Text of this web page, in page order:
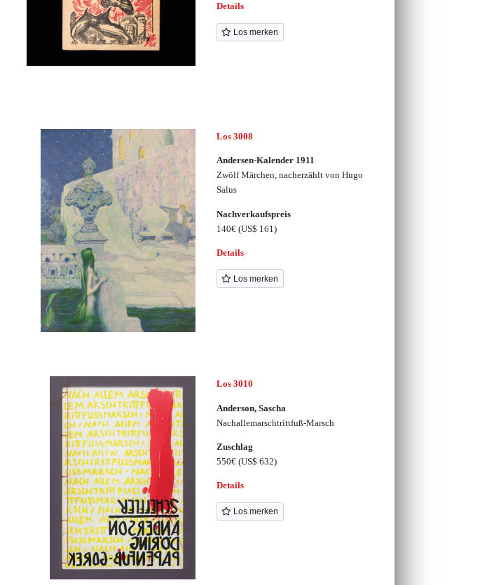
Details
Los merken
Los 3008
Andersen-Kalender 1911
Zwölf Märchen, nacherzählt von Hugo
Salus
Nachverkaufspreis
140€ (US$ 161)
Details
Los merken
Los 3010
Anderson, Sascha
Nachallemarschtrittfuß-Marsch
Zuschlag
550€ (US$ 632)
Details
Los merken